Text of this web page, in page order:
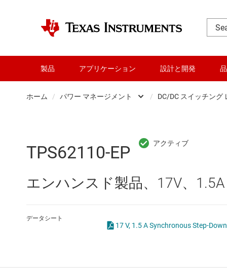
製品 アプリケーション 設計と開発
ホーム / パワー マネージメント
RF とマイクロ波
インターフェイス
クロックとタイミング
/ DC/DC スイッチング
DDR
LED
TPS62110-EP
エンハンスド製品、17V、
データシート
17 V, 1.5 A Synchronous Step-